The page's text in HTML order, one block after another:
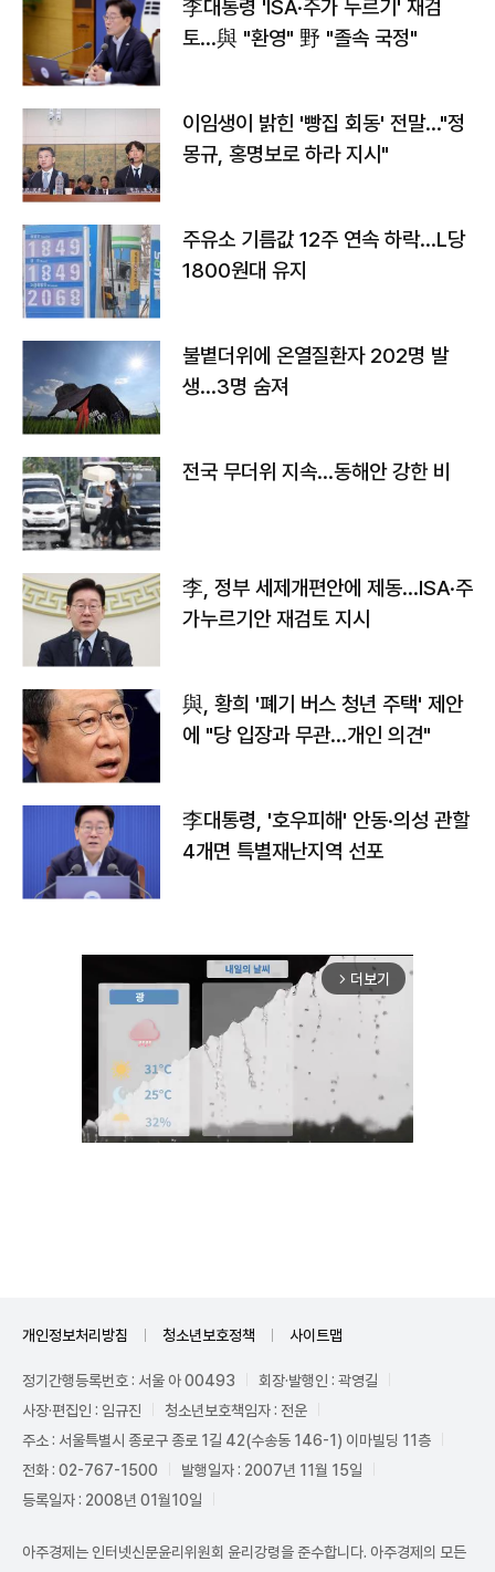
李대통령 'ISA·주가 누르기' 재검
토…與 "환영" 野 "졸속 국정"
이임생이 밝힌 '빵집 회동' 전말…"정
몽규, 홍명보로 하라 지시"
주유소 기름값 12주 연속 하락…L당
1800원대 유지
불볕더위에 온열질환자 202명 발
생…3명 숨져
전국 무더위 지속…동해안 강한 비
李, 정부 세제개편안에 제동…ISA·주
가누르기안 재검토 지시
與, 황희 '폐기 버스 청년 주택' 제안
에 "당 입장과 무관…개인 의견"
李대통령, '호우피해' 안동·의성 관할
4개면 특별재난지역 선포
arrow_forward_ios 더보기
개인정보처리방침 청소년보호정책 사이트맵
정기간행등록번호 : 서울 아 00493
회장·발행인 : 곽영길
사장·편집인 : 임규진
청소년보호책임자 : 전운
주소 : 서울특별시 종로구 종로 1길 42(수송동 146-1) 이마빌딩 11층
전화 : 02-767-1500
발행일자 : 2007년 11월 15일
등록일자 : 2008년 01월10일
아주경제는 인터넷신문윤리위원회 윤리강령을 준수합니다. 아주경제의 모든